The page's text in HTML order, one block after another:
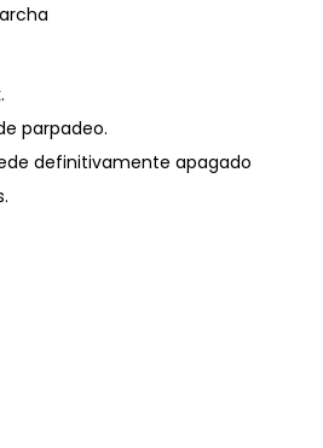
parpadeo.
definitivamente apagado